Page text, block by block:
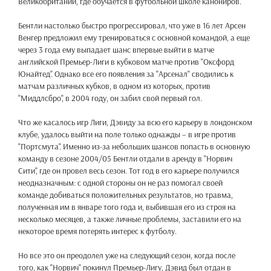
Бентли настолько быстро прогрессировал, что уже в 16 лет Арсен
Венгер предложил ему тренироваться с основной командой, а еще
через 3 года ему выпадает шанс впервые выйти в матче
английской Премьер-Лиги в кубковом матче против "Оксфорд
Юнайтед". Однако все его появления за "Арсенал" сводились к
матчам различных кубков, в одном из которых, против
"Миддлсбро", в 2004 году, он забил свой первый гол.
Что же касалось игр Лиги, Дэвиду за всю его карьеру в лондонском
клубе, удалось выйти на поле только однажды – в игре против
"Портсмута". Именно из-за небольших шансов попасть в основную
команду в сезоне 2004/05 Бентли отдали в аренду в "Норвич
Сити", где он провел весь сезон. Тот год в его карьере получился
неодназначным: с одной стороны он не раз помогал своей
команде добиваться положительных результатов, но травма,
полученная им в январе того года и, выбившая его из строя на
несколько месяцев, а также личные проблемы, заставили его на
некоторое время потерять интерес к футболу.
Но все это он преодолел уже на следующий сезон, когда после
того, как "Норвич" покинул Премьер-Лигу, Дэвид был отдан в